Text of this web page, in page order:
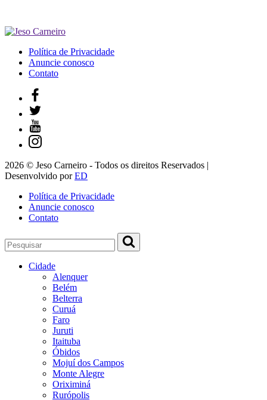
Política de Privacidade
Anuncie conosco
Contato
2026 © Jeso Carneiro - Todos os direitos Reservados |
Desenvolvido porED
Política de Privacidade
Anuncie conosco
Contato
Cidade
Alenquer
Belém
Belterra
Curuá
Faro
Juruti
Itaituba
Óbidos
Mojuí dos Campos
Monte Alegre
Oriximiná
Rurópolis